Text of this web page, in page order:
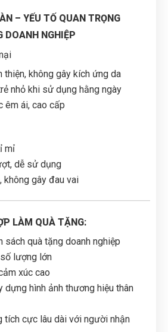
– YẾU TỐ QUAN TRỌNG
DOANH NGHIỆP
thiện, không gây kích ứng da
nhỏ khi sử dụng hằng ngày
êm ái, cao cấp
mỉ
dễ sử dụng
không gây đau vai
LÀM QUÀ TẶNG:
sách quà tặng doanh nghiệp
lượng lớn
xúc cao
dựng hình ảnh thương hiệu thân
tích cực lâu dài với người nhận